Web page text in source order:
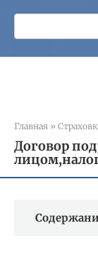
Поиск:
Главная »
Договор